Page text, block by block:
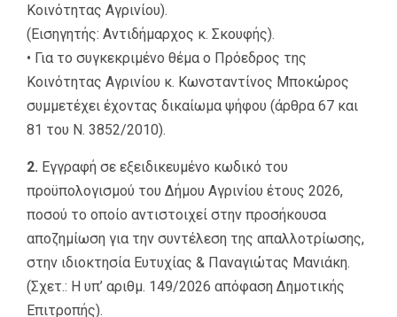
Κοινότητας Αγρινίου).
(Εισηγητής: Αντιδήμαρχος κ. Σκουφής).
• Για το συγκεκριμένο θέμα ο Πρόεδρος της
Κοινότητας Αγρινίου κ. Κωνσταντίνος Μποκώρος
συμμετέχει έχοντας δικαίωμα ψήφου (άρθρα 67 και
81 του Ν. 3852/2010).
2. Εγγραφή σε εξειδικευμένο κωδικό του
προϋπολογισμού του Δήμου Αγρινίου έτους 2026,
ποσού το οποίο αντιστοιχεί στην προσήκουσα
αποζημίωση για την συντέλεση της απαλλοτρίωσης,
στην ιδιοκτησία Ευτυχίας & Παναγιώτας Μανιάκη.
(Σχετ.: Η υπ’ αριθμ. 149/2026 απόφαση Δημοτικής
Επιτροπής).